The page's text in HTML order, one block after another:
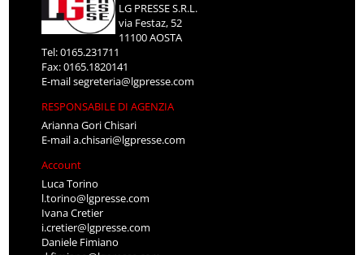
LG PRESSE S.R.L.
via Festaz, 52
11100 AOSTA
Tel: 0165.231711
Fax: 0165.1820141
E-mailsegreteria@lgpresse.com
RESPONSABILE DI AGENZIA
Arianna Gori Chisari
E-maila.chisari@lgpresse.com
Account
Luca Torino
l.torino@lgpresse.com
Ivana Cretier
i.cretier@lgpresse.com
Daniele Fimiano